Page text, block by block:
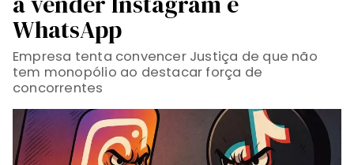
WhatsApp
Empresa tenta convencer Justiça de que não
tem monopólio ao destacar força de
concorrentes